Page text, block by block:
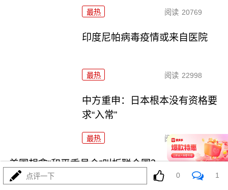
最热 阅读 20769
印度尼帕病毒疫情或来自医院
最热 阅读 22998
中方重申：日本根本没有资格要
求“入常”
最热 阅读 25623
美国想拿“和平委员会”叫板联合国？
点评一下 0 1